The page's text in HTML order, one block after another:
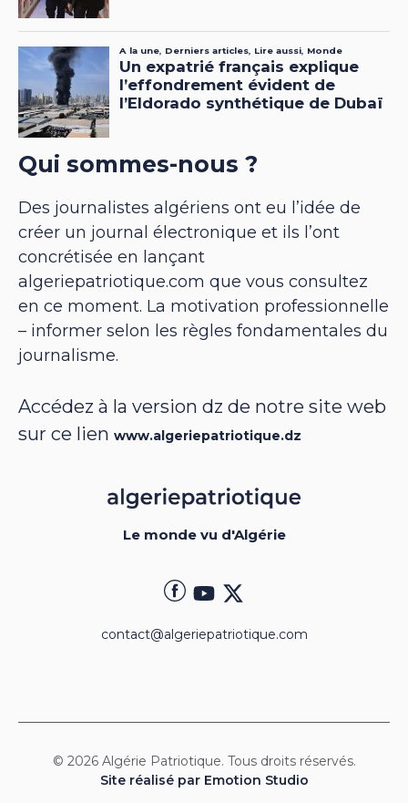
Qui sommes-nous ?
Des journalistes algériens ont eu l’idée de
créer un journal électronique et ils l’ont
concrétisée en lançant
algeriepatriotique.com que vous consultez
en ce moment. La motivation professionnelle
– informer selon les règles fondamentales du
journalisme.
Accédez à la version dz de notre site web
sur ce lien www.algeriepatriotique.dz
Le monde vu d'Algérie
contact@algeriepatriotique.com
© 2026 Algérie Patriotique. Tous droits réservés.
Site réalisé par Emotion Studio